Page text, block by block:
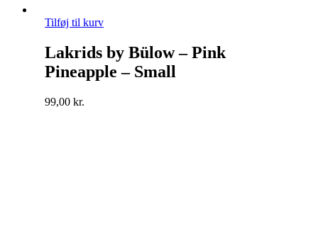
Tilføj til kurv
Lakrids by Bülow – Pink
Pineapple – Small
99,00 kr.